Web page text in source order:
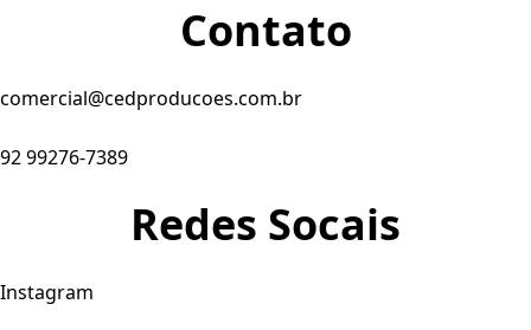
Contato
comercial@cedproducoes.com.br
92 99276-7389
Redes Socais
Instagram